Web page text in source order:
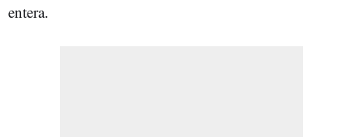
entera.